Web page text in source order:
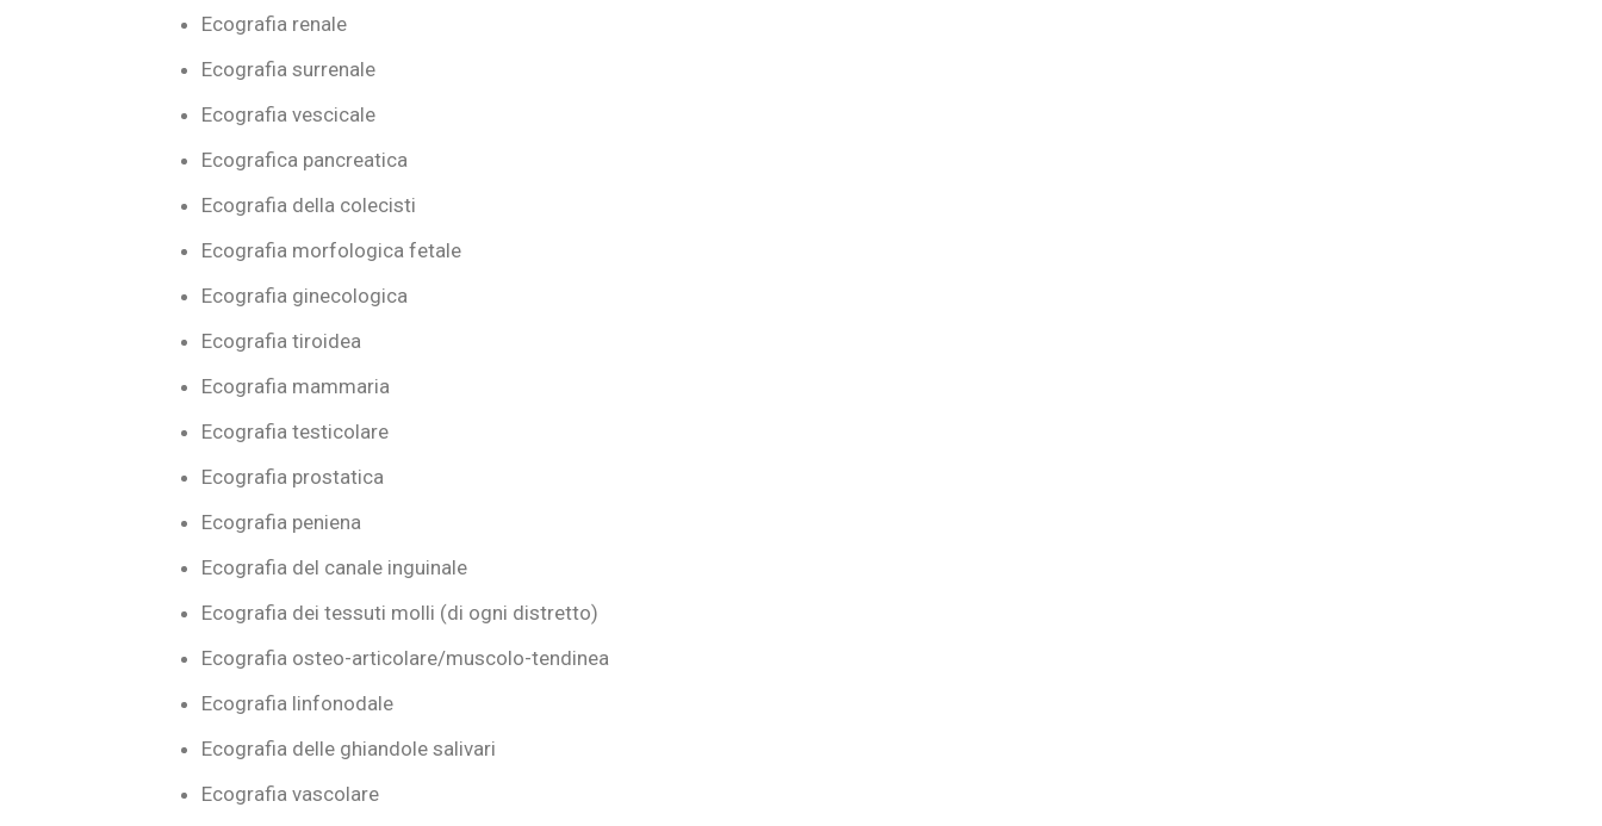
Ecografia renale
Ecografia surrenale
Ecografia vescicale
Ecografica pancreatica
Ecografia della colecisti
Ecografia morfologica fetale
Ecografia ginecologica
Ecografia tiroidea
Ecografia mammaria
Ecografia testicolare
Ecografia prostatica
Ecografia peniena
Ecografia del canale inguinale
Ecografia dei tessuti molli (di ogni distretto)
Ecografia osteo-articolare/muscolo-tendinea
Ecografia linfonodale
Ecografia delle ghiandole salivari
Ecografia vascolare